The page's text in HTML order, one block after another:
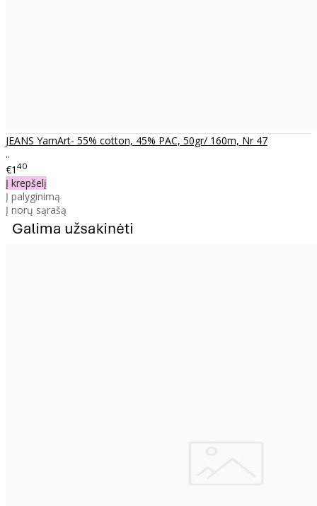
JEANS YarnArt- 55% cotton, 45% PAC, 50gr/ 160m, Nr 47
..
€1 40
Į krepšelį
Į palyginimą
Į norų sąrašą